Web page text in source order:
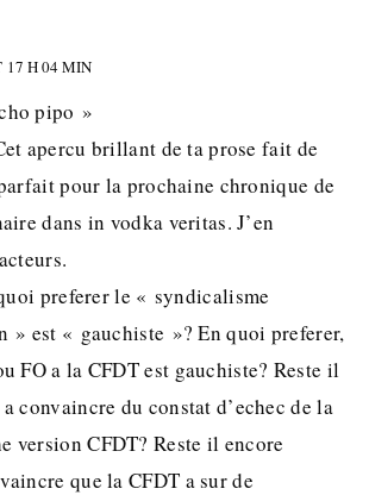
17 H 04 MIN
pipo »
apercu brillant de ta prose fait de
pour la prochaine chronique de
dans in vodka veritas. J’en
preferer le « syndicalisme
» est « gauchiste »? En quoi preferer,
FO a la CFDT est gauchiste? Reste il
convaincre du constat d’echec de la
version CFDT? Reste il encore
que la CFDT a sur de